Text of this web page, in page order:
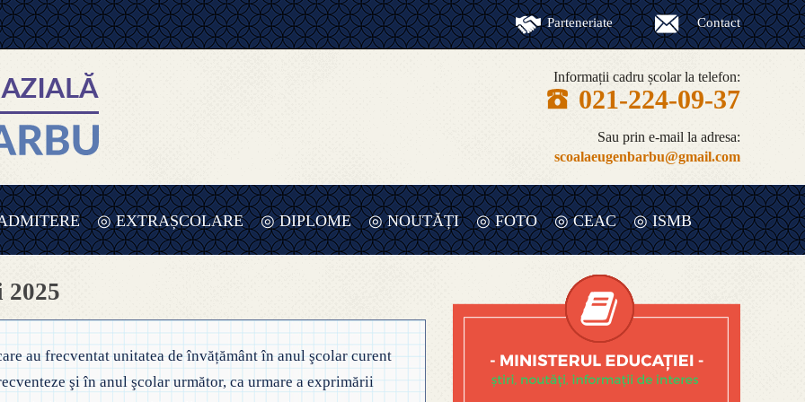
Parteneriate Contact
Informații cadru școlar la telefon:
021-224-09-37
Sau prin e-mail la adresa:
scoalaeugenbarbu@gmail.com
– 2025-2026
2025-2026
◎ EXTRAȘCOLARE
ÎNVĂȚĂMÂNT PREȘCOLAR
◎ DIPLOME ◎ NOUTĂȚI ◎ FOTO ◎ CEAC
INTERNA
◎ ISMB
2025
au frecventat unitatea de învățământ în anul şcolar curent
şi în anul şcolar următor, ca urmare a exprimării